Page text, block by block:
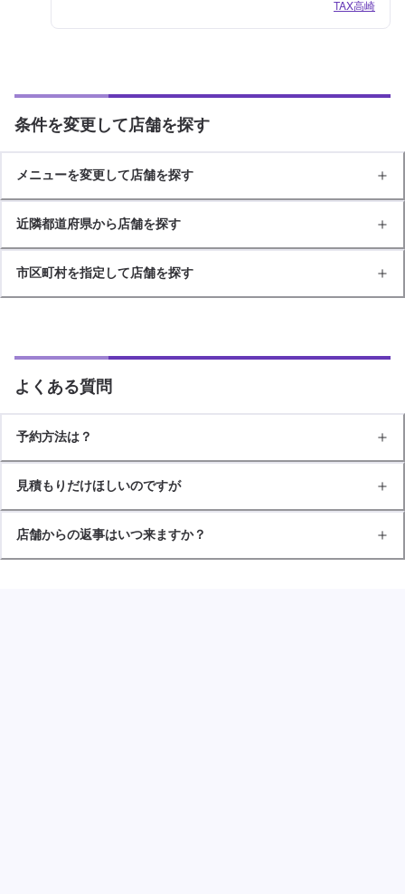
TAX高崎
条件を変更して店舗を探す
メニューを変更して店舗を探す
近隣都道府県から店舗を探す
市区町村を指定して店舗を探す
よくある質問
予約方法は？
見積もりだけほしいのですが
店舗からの返事はいつ来ますか？